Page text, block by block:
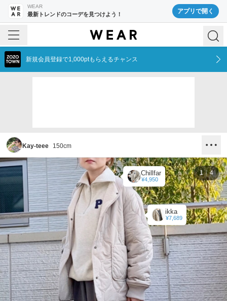
WEAR
最新トレンドのコーデを見つけよう！ アプリで開く
新規会員登録で1,000ptもらえるチャンス
Kay-teee 150cm
ikka
¥7,689
Chillfar
¥4,950
1 4